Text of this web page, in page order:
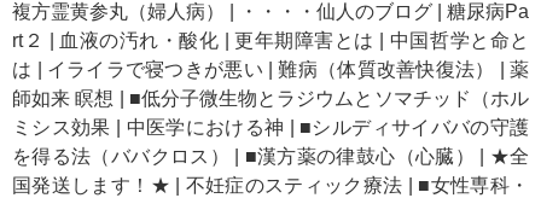
複方霊黄参丸（婦人病）
・・・・仙人のブログ
糖尿病Pa
rt２
血液の汚れ・酸化 |更年期障害とは
中国哲学と命と
は
イライラで寝つきが悪い |難病（体質改善快復法） |薬
師如来 瞑想
■低分子微生物とラジウムとソマチッド（ホル
ミシス効果
中医学における神
■シルディサイババの守護
を得る法（ババクロス）
■漢方薬の律鼓心（心臓）
★全
国発送します！★
不妊症のスティック療法 ■女性専科・